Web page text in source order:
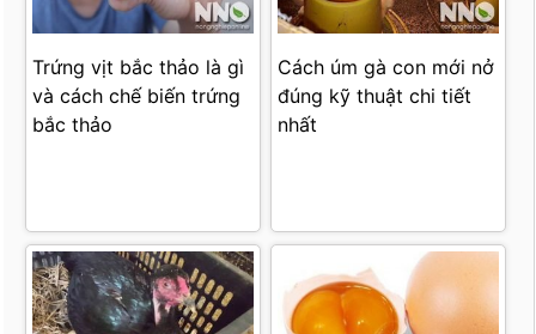
Trứng vịt bắc thảo là gì
và cách chế biến trứng
bắc thảo
Cách úm gà con mới nở
đúng kỹ thuật chi tiết
nhất